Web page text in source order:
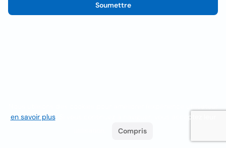
Soumettre
en savoir plus. Si vous continuez à naviguer, vous acceptez leur
Compris